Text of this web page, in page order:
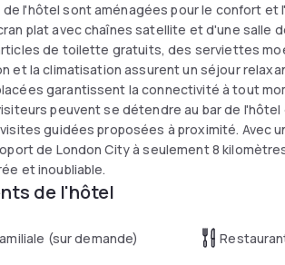
de l'hôtel sont aménagées pour le confort
plat avec chaînes satellite et d'une salle
de toilette gratuits, des serviettes
et la climatisation assurent un séjour
garantissent la connectivité à tout
peuvent se détendre au bar de
guidées proposées à proximité. Avec
de London City à seulement 8
et inoubliable.
de l'hôtel
(sur demande)